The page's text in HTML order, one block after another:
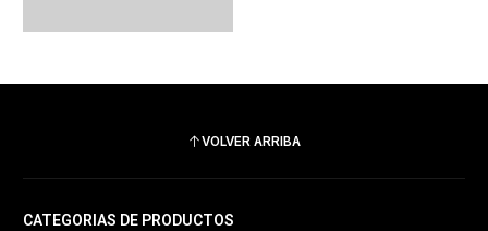
VOLVER ARRIBA
CATEGORIAS DE PRODUCTOS